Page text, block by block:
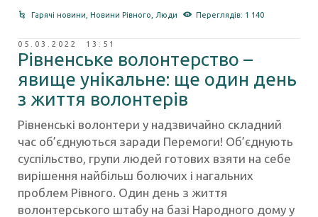
Гарячі новини ,Новини Рівного Люди Переглядів: 1 140
05.03.2022 13:51
Рівненське волонтерство –
явище унікальне: ще один день
з життя волонтерів
Рівненські волонтери у надзвичайно складний
час об’єднуються заради Перемоги! Об’єднують
суспільство, групи людей готових взяти на себе
вирішення найбільш болючих і нагальних
проблем Рівного. Один день з життя
волонтерського штабу на базі Народного дому у